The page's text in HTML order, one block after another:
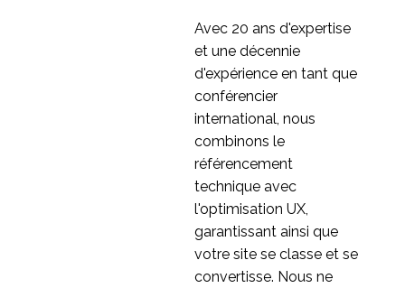
Avec 20 ans d'expertise
et une décennie
d'expérience en tant que
conférencier
international, nous
combinons le
référencement
technique avec
l'optimisation UX,
garantissant ainsi que
votre site se classe et se
convertisse. Nous ne